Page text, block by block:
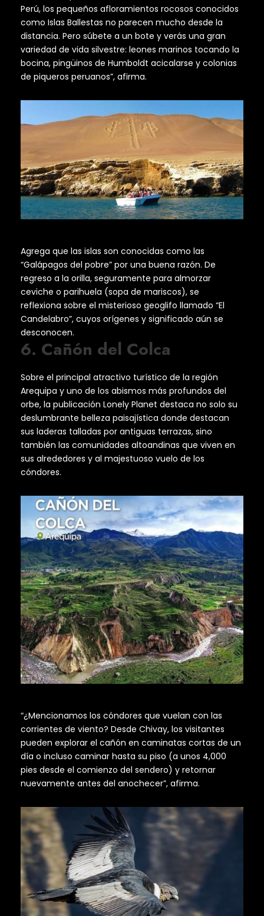
Perú, los pequeños afloramientos rocosos conocidos
como Islas Ballestas no parecen mucho desde la
distancia. Pero súbete a un bote y verás una gran
variedad de vida silvestre: leones marinos tocando la
bocina, pingüinos de Humboldt acicalarse y colonias
de piqueros peruanos”, afirma.
Agrega que las islas son conocidas como las
“Galápagos del pobre” por una buena razón. De
regreso a la orilla, seguramente para almorzar
ceviche o parihuela (sopa de mariscos), se
reflexiona sobre el misterioso geoglifo llamado “El
Candelabro”, cuyos orígenes y significado aún se
desconocen.
6. Cañón del Colca
Sobre el principal atractivo turístico de la región
Arequipa y uno de los abismos más profundos del
orbe, la publicación Lonely Planet destaca no solo su
deslumbrante belleza paisajística donde destacan
sus laderas talladas por antiguas terrazas, sino
también las comunidades altoandinas que viven en
sus alrededores y al majestuoso vuelo de los
cóndores.
“¿Mencionamos los cóndores que vuelan con las
corrientes de viento? Desde Chivay, los visitantes
pueden explorar el cañón en caminatas cortas de un
día o incluso caminar hasta su piso (a unos 4,000
pies desde el comienzo del sendero) y retornar
nuevamente antes del anochecer”, afirma.